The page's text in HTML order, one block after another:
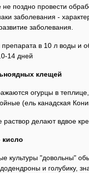
поздно провести
заболевания -
заболевания.
препарата в 10 л воды и
14 дней
клещей
огурцы в
(ель канадская
раствор делают вдвое
культуры "довольны"
и голубику,